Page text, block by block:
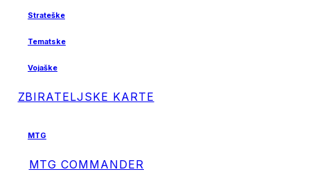
Strateške
Tematske
Vojaške
ZBIRATELJSKE KARTE
MTG
MTG COMMANDER